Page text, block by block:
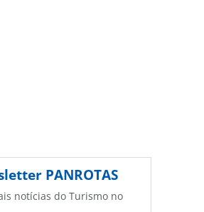
PANROTAS
notícias do Turismo no